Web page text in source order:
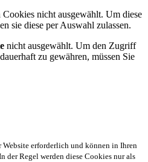
Cookies nicht ausgewählt. Um diese
sie diese per Auswahl zulassen.
nicht ausgewählt. Um den Zugriff
zu gewähren, müssen Sie
erforderlich und können in Ihren
der Regel werden diese Cookies nur als